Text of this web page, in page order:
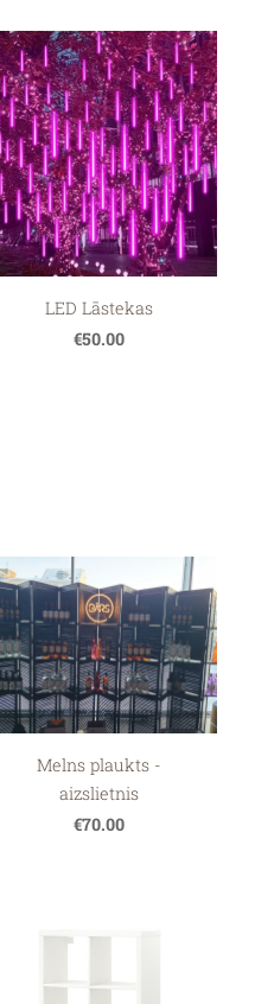
LED Lāstekas
€50.00
Melns plaukts -
aizslietnis
€70.00